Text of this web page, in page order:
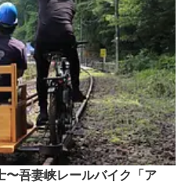
〜吾妻峡レールバイク「ア